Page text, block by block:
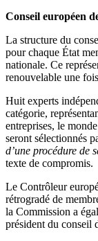
Conseil européen
La structure du
pour chaque État
nationale. Ce
renouvelable une
Huit experts
catégorie,
entreprises, le
seront sélectionnés
d’une procédure de
texte de compromis.
Le Contrôleur
rétrogradé de
la Commission a
président du conseil